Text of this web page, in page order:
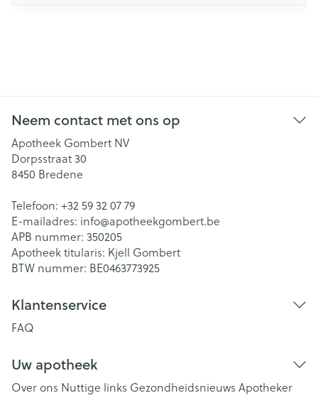
Neem contact met ons op
Apotheek Gombert NV
Dorpsstraat 30
8450 Bredene
Telefoon: +32 59 32 07 79
E-mailadres: info@apotheekgombert.be
APB nummer: 350205
Apotheek titularis: Kjell Gombert
BTW nummer: BE0463773925
Klantenservice
FAQ
Uw apotheek
Over ons Nuttige links Gezondheidsnieuws Apotheker